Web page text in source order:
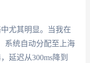
尤其明显。当我在
系统自动分配至上海
延迟从300ms降到